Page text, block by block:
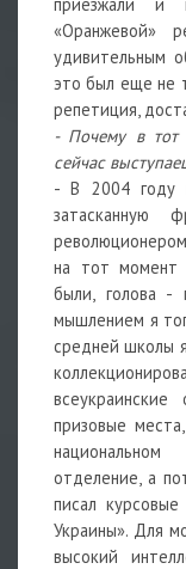
«Оранжевой»
удивительным
это был еще не
репетиция,
- Почему в
сейчас
- В 2004 году
на тот момент
были, голова -
мышлением я
средней школы
призовые
отделение, а
писал
Украины». Для
высокий